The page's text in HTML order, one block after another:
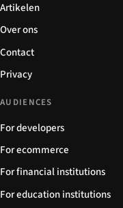
Artikelen
Over ons
Contact
Privacy
AUDIENCES
For developers
For ecommerce
For financial institutions
For education institutions